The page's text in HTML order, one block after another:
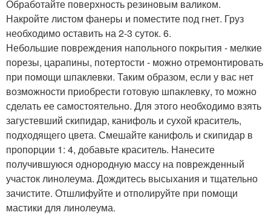
Обработайте поверхность резиновым валиком.
Накройте листом фанеры и поместите под гнет. Груз
необходимо оставить на 2-3 суток. 6.
Небольшие повреждения напольного покрытия - мелкие
порезы, царапины, потертости - можно отремонтировать
при помощи шпаклевки. Таким образом, если у вас нет
возможности приобрести готовую шпаклевку, то можно
сделать ее самостоятельно. Для этого необходимо взять
загустевший скипидар, канифоль и сухой краситель,
подходящего цвета. Смешайте канифоль и скипидар в
пропорции 1: 4, добавьте краситель. Нанесите
получившуюся однородную массу на поврежденный
участок линолеума. Дождитесь высыхания и тщательно
зачистите. Отшлифуйте и отполируйте при помощи
мастики для линолеума.